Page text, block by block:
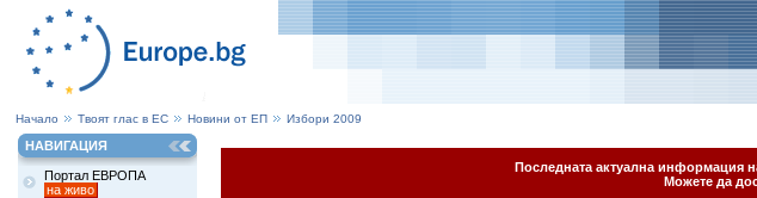
Начало Твоят глас в ЕС Новини от ЕП Избори 2009
НАВИГАЦИЯ
Портал ЕВРОПА
на живо
Последната актуална информация
Можете да